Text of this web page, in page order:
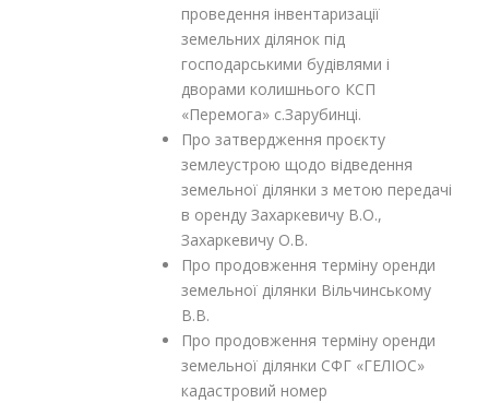
проведення інвентаризації
земельних ділянок під
господарськими будівлями і
дворами колишнього КСП
«Перемога» с.Зарубинці.
Про затвердження проєкту
землеустрою щодо відведення
земельної ділянки з метою передачі
в оренду Захаркевичу В.О.,
Захаркевичу О.В.
Про продовження терміну оренди
земельної ділянки Вільчинському
В.В.
Про продовження терміну оренди
земельної ділянки СФГ «ГЕЛІОС»
кадастровий номер